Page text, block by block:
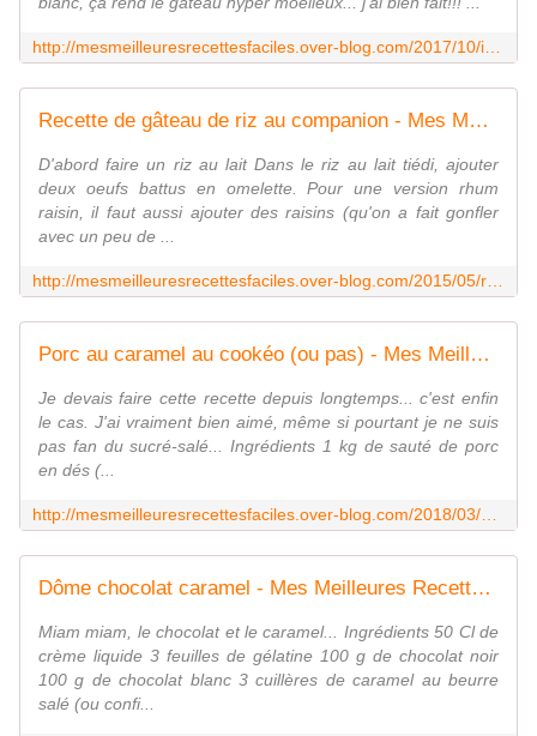
Recette de gâteau de riz au companion - Mes Meilleures Recettes Faciles
D'abord faire un riz au lait Dans le riz au lait tiédi, ajouter
deux oeufs battus en omelette. Pour une version rhum
raisin, il faut aussi ajouter des raisins (qu'on a fait gonfler
avec un peu de ...
Porc au caramel au cookéo (ou pas) - Mes Meilleures Recettes Faciles
Je devais faire cette recette depuis longtemps... c'est enfin
le cas. J'ai vraiment bien aimé, même si pourtant je ne suis
pas fan du sucré-salé... Ingrédients 1 kg de sauté de porc
en dés (...
Dôme chocolat caramel - Mes Meilleures Recettes Faciles
Miam miam, le chocolat et le caramel... Ingrédients 50 Cl de
crème liquide 3 feuilles de gélatine 100 g de chocolat noir
100 g de chocolat blanc 3 cuillères de caramel au beurre
salé (ou confi...